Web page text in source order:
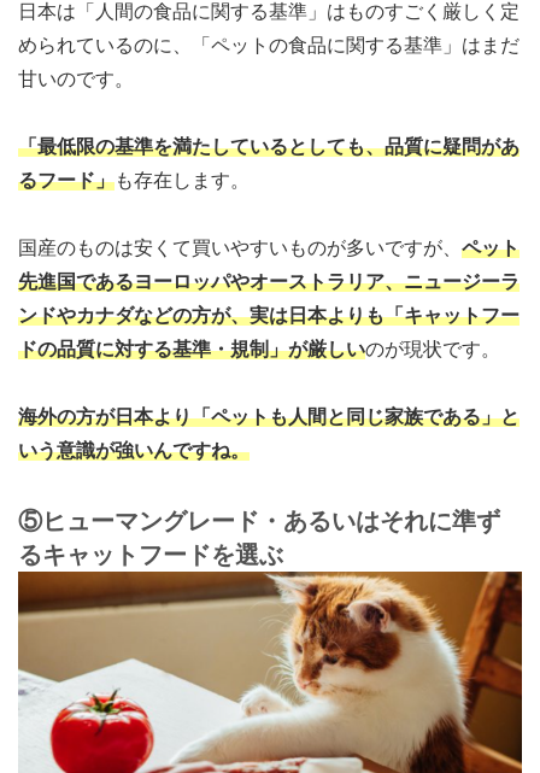
日本は「人間の食品に関する基準」はものすごく厳しく定
められているのに、「ペットの食品に関する基準」はまだ
甘いのです。
「最低限の基準を満たしているとしても、品質に疑問があ
るフード」も存在します。
国産のものは安くて買いやすいものが多いですが、 ペット
先進国であるヨーロッパやオーストラリア、ニュージーラ
ンドやカナダなどの方が、実は日本よりも「キャットフー
ドの品質に対する基準・規制」が厳しいのが現状です。
海外の方が日本より「ペットも人間と同じ家族である」と
いう意識が強いんですね。
⑤ヒューマングレード・あるいはそれに準ず
るキャットフードを選ぶ